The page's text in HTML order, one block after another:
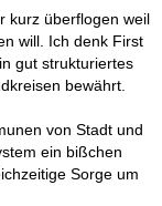
kurz überflogen weil
will. Ich denk First
gut strukturiertes
bewährt.
von Stadt und
ein bißchen
Sorge um